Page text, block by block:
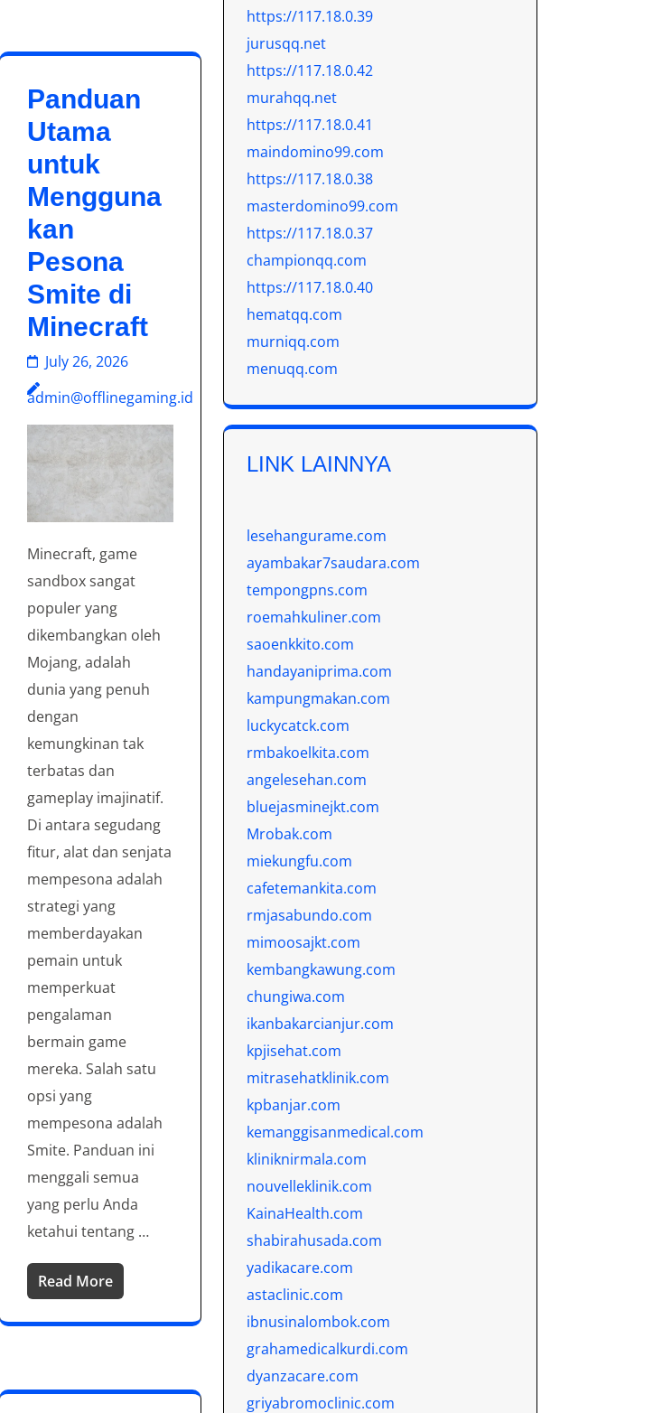
Panduan
Utama
untuk
Mengguna
kan
Pesona
Smite di
Minecraft
July 26, 2026
admin@offlinegaming.id
Minecraft, game
sandbox sangat
populer yang
dikembangkan oleh
Mojang, adalah
dunia yang penuh
dengan
kemungkinan tak
terbatas dan
gameplay imajinatif.
Di antara segudang
fitur, alat dan senjata
mempesona adalah
strategi yang
memberdayakan
pemain untuk
memperkuat
pengalaman
bermain game
mereka. Salah satu
opsi yang
mempesona adalah
Smite. Panduan ini
menggali semua
yang perlu Anda
ketahui tentang …
Read More
https://117.18.0.39
jurusqq.net
https://117.18.0.42
murahqq.net
https://117.18.0.41
maindomino99.com
https://117.18.0.38
masterdomino99.com
https://117.18.0.37
championqq.com
https://117.18.0.40
hematqq.com
murniqq.com
menuqq.com
LINK LAINNYA
lesehangurame.com
ayambakar7saudara.com
tempongpns.com
roemahkuliner.com
saoenkkito.com
handayaniprima.com
kampungmakan.com
luckycatck.com
rmbakoelkita.com
angelesehan.com
bluejasminejkt.com
Mrobak.com
miekungfu.com
cafetemankita.com
rmjasabundo.com
mimoosajkt.com
kembangkawung.com
chungiwa.com
ikanbakarcianjur.com
kpjisehat.com
mitrasehatklinik.com
kpbanjar.com
kemanggisanmedical.com
kliniknirmala.com
nouvelleklinik.com
KainaHealth.com
shabirahusada.com
yadikacare.com
astaclinic.com
ibnusinalombok.com
grahamedicalkurdi.com
dyanzacare.com
griyabromoclinic.com